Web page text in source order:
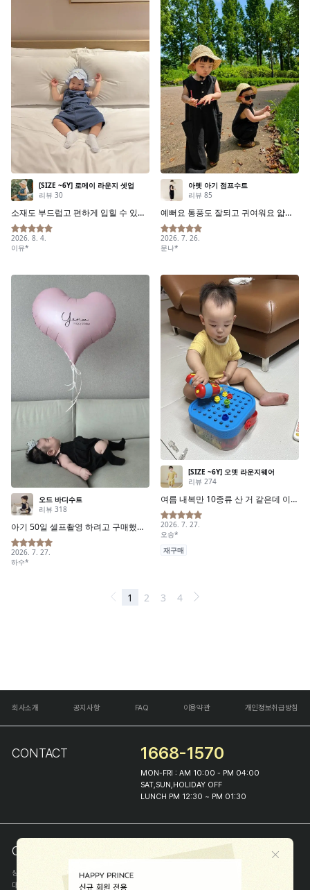
회사소개 공지사항 FAQ 이용약관 개인정보취급방침
CONTACT 1668-1570
MON-FRI : AM 10:00 - PM 04:00
SAT,SUN,HOLIDAY OFF
LUNCH PM 12:30 ~ PM 01:30
COMPANY INFO
상호
(주)해피프린스
대표
이화진